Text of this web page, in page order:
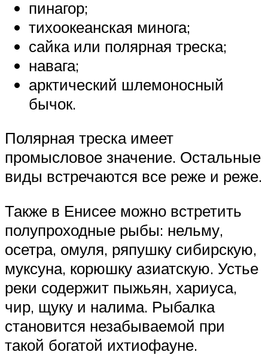
пинагор;
тихоокеанская минога;
сайка или полярная треска;
навага;
арктический шлемоносный
бычок.
Полярная треска имеет
промысловое значение. Остальные
виды встречаются все реже и реже.
Также в Енисее можно встретить
полупроходные рыбы: нельму,
осетра, омуля, ряпушку сибирскую,
муксуна, корюшку азиатскую. Устье
реки содержит пыжьян, хариуса,
чир, щуку и налима. Рыбалка
становится незабываемой при
такой богатой ихтиофауне.